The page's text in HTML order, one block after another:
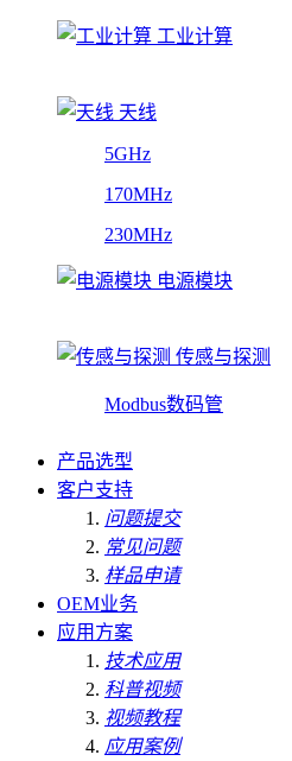
工业计算
天线
5GHz
170MHz
230MHz
电源模块
传感与探测
Modbus数码管
产品选型
客户支持
问题提交
常见问题
样品申请
OEM业务
应用方案
技术应用
科普视频
视频教程
应用案例